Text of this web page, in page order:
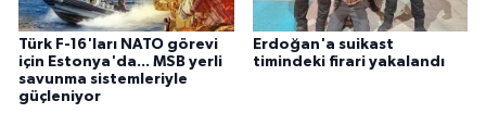
Türk F-16'ları NATO görevi
için Estonya'da... MSB yerli
savunma sistemleriyle
güçleniyor
Erdoğan'a suikast
timindeki firari yakalandı